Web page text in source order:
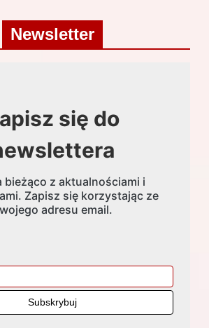
Newsletter
się do
bieżąco z aktualnościami i
Zapisz się korzystając ze
adresu email.